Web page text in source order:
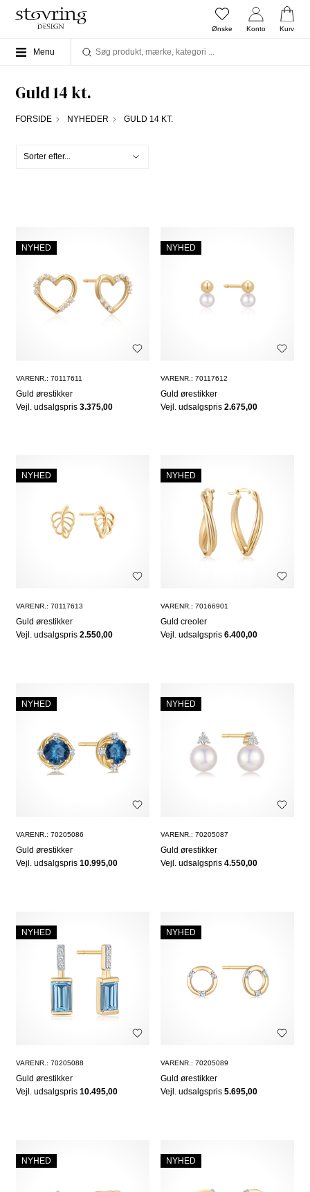
Ønske Konto Kurv
Menu
Guld 14 kt.
FORSIDE NYHEDER GULD 14 KT.
NYHED
VARENR.: 70117611
Guld ørestikker
Vejl. udsalgspris 3.375,00
NYHED
VARENR.: 70117612
Guld ørestikker
Vejl. udsalgspris2.675,00
NYHED
VARENR.: 70117613
Guld ørestikker
Vejl. udsalgspris 2.550,00
NYHED
VARENR.: 70166901
Guld creoler
Vejl. udsalgspris6.400,00
NYHED
VARENR.: 70205086
Guld ørestikker
Vejl. udsalgspris 10.995,00
NYHED
VARENR.: 70205087
Guld ørestikker
Vejl. udsalgspris4.550,00
NYHED
VARENR.: 70205088
Guld ørestikker
Vejl. udsalgspris 10.495,00
NYHED
VARENR.: 70205089
Guld ørestikker
Vejl. udsalgspris5.695,00
NYHED NYHED